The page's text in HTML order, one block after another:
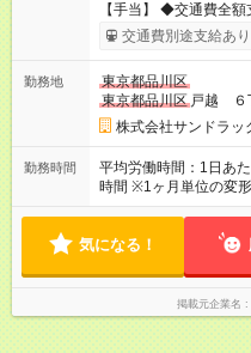
【手当】 ◆交通費全
手当 ◆登録販売者資格手
回（4月） ・賞与年2回（7月・12月
す。
交通費別途支給あり
勤務地
東京都品川区
東京都品川区 戸越 ６
株式会社サンドラッ
勤務時間
平均労働時間：1日あ
時間 ※1ヶ月単位の変形労働時間制となります ※店舗により異な
ります ▼シフト例 早番／07:00～17:00（休憩1.5h） 遅番／
残業は全社平均月11.6時間！ 平均労働時間：1日
となります ※店舗により異なります ▼
17:00（休憩1.5h） 遅
気になる！
掲載元企業名